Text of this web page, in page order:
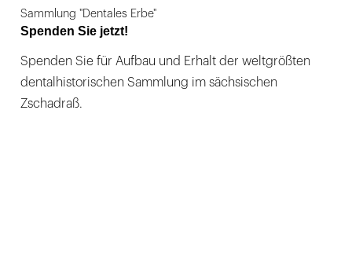
Sammlung "Dentales Erbe"
Spenden Sie jetzt!
Spenden Sie für Aufbau und Erhalt der weltgrößten
dentalhistorischen Sammlung im sächsischen
Zschadraß.